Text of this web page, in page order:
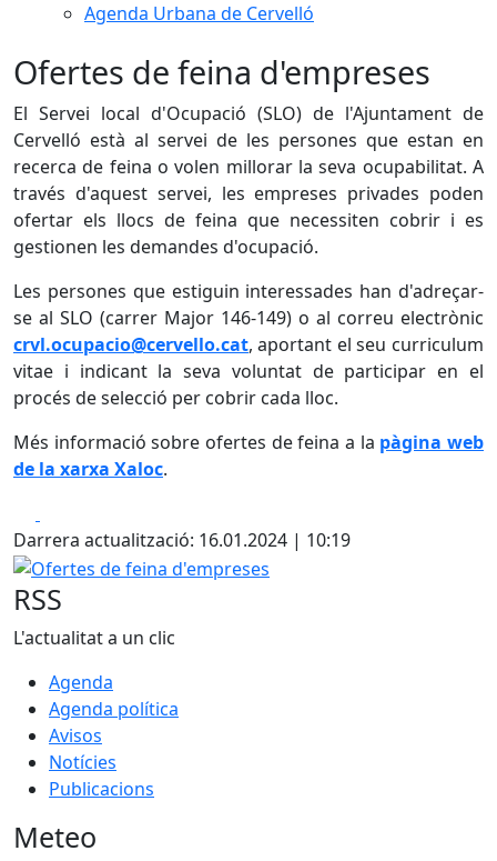
Agenda Urbana de Cervelló
Ofertes de feina d'empreses
El Servei local d'Ocupació (SLO) de l'Ajuntament de
Cervelló està al servei de les persones que estan en
recerca de feina o volen millorar la seva ocupabilitat. A
través d'aquest servei, les empreses privades poden
ofertar els llocs de feina que necessiten cobrir i es
gestionen les demandes d'ocupació.
Les persones que estiguin interessades han d'adreçar-
se al SLO (carrer Major 146-149) o al correu electrònic
crvl.ocupacio@cervello.cat, aportant el seu curriculum
vitae i indicant la seva voluntat de participar en el
procés de selecció per cobrir cada lloc.
Més informació sobre ofertes de feina a la pàgina web
de la xarxa Xaloc.
Darrera actualització: 16.01.2024 | 10:19
Ofertes de feina d'empreses
RSS
L'actualitat a un clic
Agenda
Agenda política
Avisos
Notícies
Publicacions
Meteo